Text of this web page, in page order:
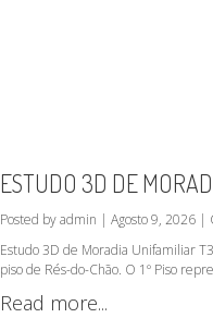
ESTUDO 3D DE
Posted by admin | Agosto 9, 2026 |
Estudo 3D de Moradia Unifamiliar
piso de Rés-do-Chão. O 1º Piso
Read more...